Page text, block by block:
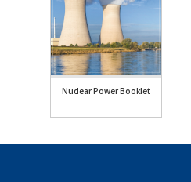
Nuclear Power Booklet